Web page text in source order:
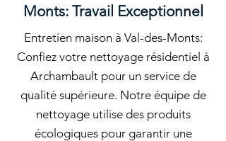
Monts: Travail Exceptionnel
Entretien maison à Val-des-Monts:
Confiez votre nettoyage résidentiel à
Archambault pour un service de
qualité supérieure. Notre équipe de
nettoyage utilise des produits
écologiques pour garantir une